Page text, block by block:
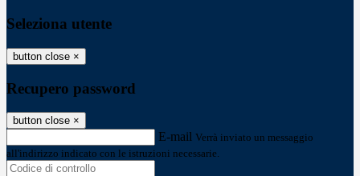
Seleziona utente
button close ×
Recupero password
button close ×
E-mail Verrà inviato un messaggio
all'indirizzo indicato con le istruzioni necessarie.